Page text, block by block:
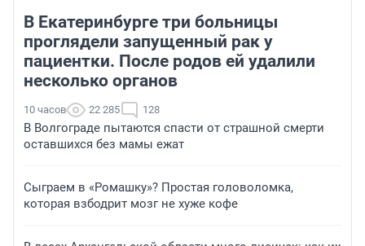
В Екатеринбурге три больницы
проглядели запущенный рак у
пациентки. После родов ей удалили
несколько органов
10 часов 22 285 128
В Волгограде пытаются спасти от страшной смерти
оставшихся без мамы ежат
Сыграем в «Ромашку»? Простая головоломка,
которая взбодрит мозг не хуже кофе